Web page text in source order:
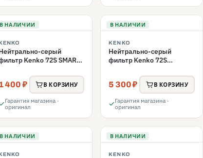
В НАЛИЧИИ
серый
Kenko 72S SMART
400 ₽ В КОРЗИНУ
Гарантия магазина ·
оригинал
В НАЛИЧИИ
KENKO
Нейтрально-серый
фильтр Kenko 72S
5 300 ₽ В КОРЗИНУ
Гарантия магазина ·
оригинал
В НАЛИЧИИ В НАЛИЧИИ
KENKO